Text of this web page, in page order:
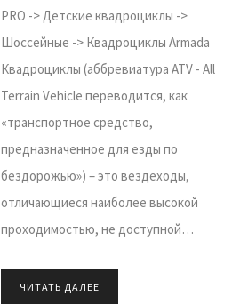
PRO -> Детские квадроциклы ->
Шоссейные -> Квадроциклы Armada
Квадроциклы (аббревиатура ATV - All
Terrain Vehicle переводится, как
«транспортное средство,
предназначенное для езды по
бездорожью») – это вездеходы,
отличающиеся наиболее высокой
проходимостью, не доступной…
ЧИТАТЬ ДАЛЕЕ